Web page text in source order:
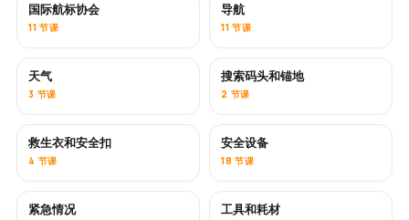
国际航标协会
11 节课
导航
11 节课
天气
3 节课
搜索码头和锚地
2 节课
救生衣和安全扣
4 节课
安全设备
18 节课
紧急情况 工具和耗材